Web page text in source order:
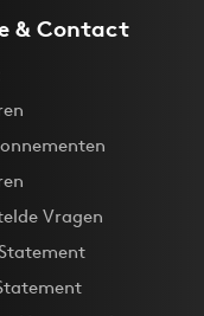
& Contact
Vragen